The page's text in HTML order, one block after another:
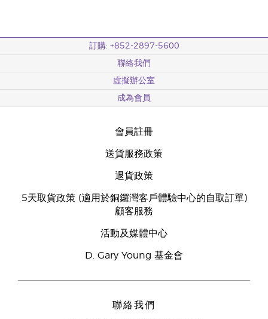
訂購: +852-2897-5600
聯絡我們
虛擬辦公室
成為會員
會員註冊
送貨服務政策
退貨政策
5天取貨政策 (適用於銅鑼灣客戶體驗中心的自取訂單)
顧客服務
活動及媒體中心
D. Gary Young 基金會
聯絡我們